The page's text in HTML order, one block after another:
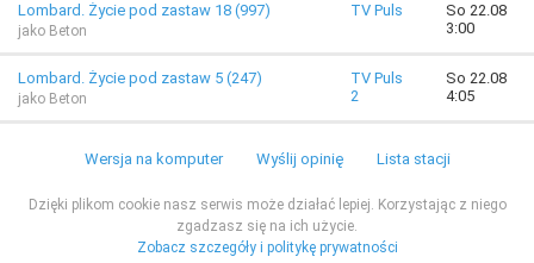
Lombard. Życie pod zastaw 18 (997)
jako Beton
TV Puls
So 22.08
3:00
Lombard. Życie pod zastaw 5 (247)
jako Beton
TV Puls
2
So 22.08
4:05
Wersja na komputer Wyślij opinię Lista stacji
Dzięki plikom cookie nasz serwis może działać lepiej. Korzystając z niego
zgadzasz się na ich użycie.
Zobacz szczegóły i politykę prywatności